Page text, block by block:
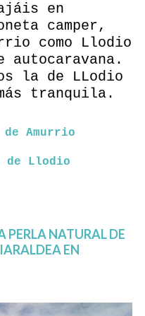
en
camper,
como Llodio
autocaravana.
la de LLodio
tranquila.
de Amurrio
de Llodio
PERLA NATURAL DE
EN